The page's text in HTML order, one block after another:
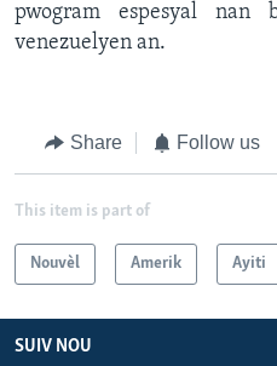
pwogram espesyal nan
venezuelyen an.
Share Follow us
This item is part of
Nouvèl Amerik Ayiti
SUIV NOU